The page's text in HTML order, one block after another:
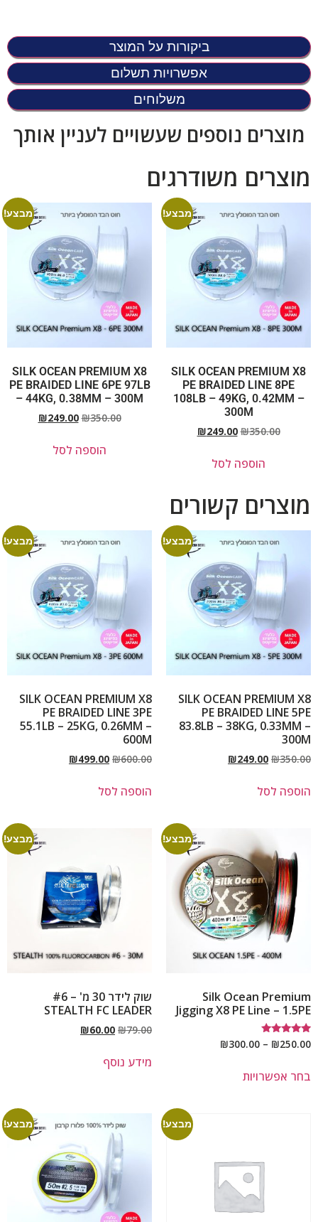
ביקורות על המוצר
אפשרויות תשלום
משלוחים
מוצרים נוספים שעשויים לעניין אותך
מוצרים משודרגים
מבצע!
SILK OCEAN PREMIUM X8
PE BRAIDED LINE 8PE
108LB – 49KG, 0.42MM –
300M
₪350.00
₪249.00
הוספה לסל
מבצע!
SILK OCEAN PREMIUM X8
PE BRAIDED LINE 6PE 97LB
– 44KG, 0.38MM – 300M
₪350.00
₪249.00
הוספה לסל
מוצרים קשורים
מבצע!
SILK OCEAN PREMIUM X8
PE BRAIDED LINE 5PE
83.8LB – 38KG, 0.33MM –
300M
₪350.00
₪249.00
הוספה לסל
מבצע!
SILK OCEAN PREMIUM X8
PE BRAIDED LINE 3PE
55.1LB – 25KG, 0.26MM –
600M
₪600.00
₪499.00
הוספה לסל
מבצע!
Silk Ocean Premium
Jigging X8 PE Line – 1.5PE
דורג
5.00
₪250.00
–
₪300.00
בחר אפשרויות
מבצע!
שוק לידר 30 מ' – #6
STEALTH FC LEADER
₪79.00
₪60.00
מידע נוסף
מבצע! מבצע!